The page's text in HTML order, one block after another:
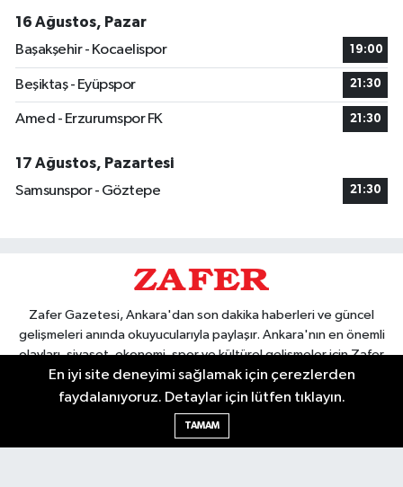
16 Ağustos, Pazar
Başakşehir - Kocaelispor
19:00
Beşiktaş - Eyüpspor 21:30
Amed - Erzurumspor FK 21:30
17 Ağustos, Pazartesi
Samsunspor - Göztepe
21:30
Zafer Gazetesi, Ankara'dan son dakika haberleri ve güncel
gelişmeleri anında okuyucularıyla paylaşır. Ankara'nın en önemli
olayları, siyaset, ekonomi, spor ve kültürel gelişmeler için Zafer
Gazetesi'ni takip edin. Başkentin güvendiği haber kaynağı.
En iyi site deneyimi sağlamak için çerezlerden
faydalanıyoruz. Detaylar için lütfen tıklayın.
TAMAM